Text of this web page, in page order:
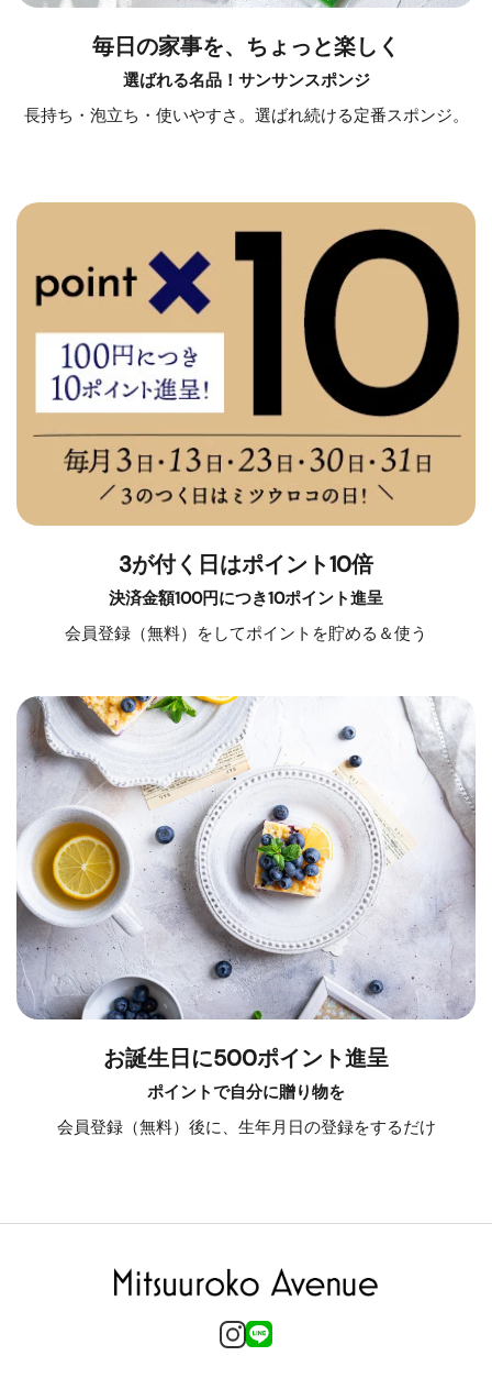
毎日の家事を、ちょっと楽しく
選ばれる名品！サンサンスポンジ
長持ち・泡立ち・使いやすさ。選ばれ続ける定番スポンジ。
3が付く日はポイント10倍
決済金額100円につき10ポイント進呈
会員登録（無料）をしてポイントを貯める＆使う
お誕生日に500ポイント進呈
ポイントで自分に贈り物を
会員登録（無料）後に、生年月日の登録をするだけ